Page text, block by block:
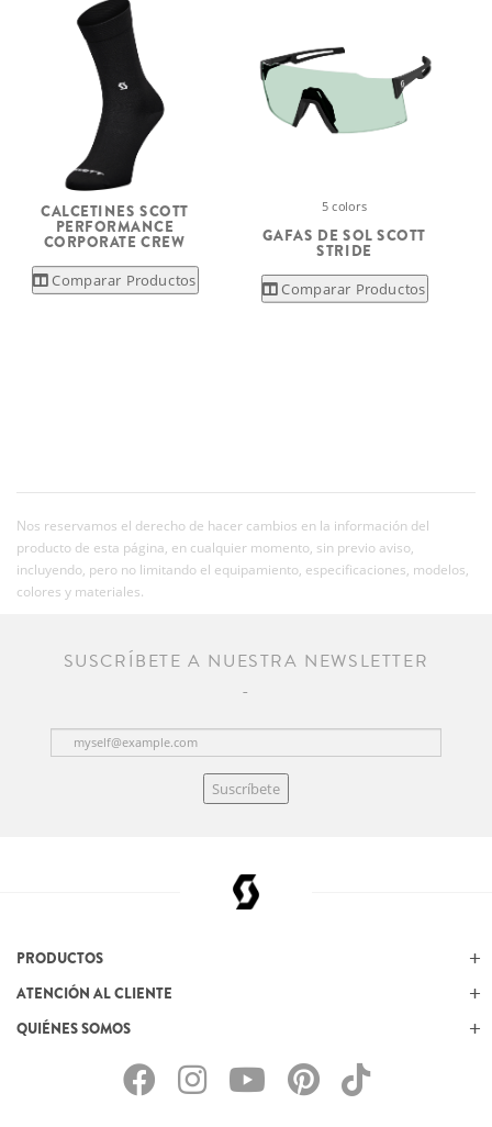
CALCETINES SCOTT
PERFORMANCE
CORPORATE CREW
Comparar Productos
5 colors
GAFAS DE SOL SCOTT
STRIDE
Comparar Productos
Nos reservamos el derecho de hacer cambios en la información del
producto de esta página, en cualquier momento, sin previo aviso,
incluyendo, pero no limitando el equipamiento, especificaciones, modelos,
colores y materiales.
SUSCRÍBETE A NUESTRA NEWSLETTER
Suscríbete
PRODUCTOS
ATENCIÓN AL CLIENTE
QUIÉNES SOMOS